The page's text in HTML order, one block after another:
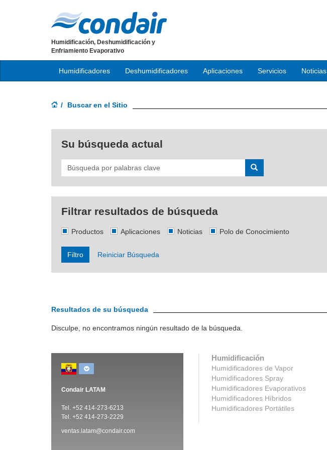
Humidificación, Deshumidificación y
Enfriamiento Evaporativo
Humidificadores Deshumidificadores Aplicaciones Servicios Noticias
Buscar en el Sitio
Su búsqueda actual
Search
Filtrar resultados de búsqueda
Productos Aplicaciones Noticias Polo de Conocimiento
Filtro Reiniciar Búsqueda
Resultados de su búsqueda
Disculpe, no encontramos ningún resultado de la búsqueda.
Condair LATAM
Tel. +52 414-273-6213
Tel. +52 414-273-2229
ventas.latam@condair.com
Humidificación
Humidificadores de Vapor
Humidificadores Spray
Humidificadores Evaporativos
Humidificadores Híbridos
Humidificadores Portátiles